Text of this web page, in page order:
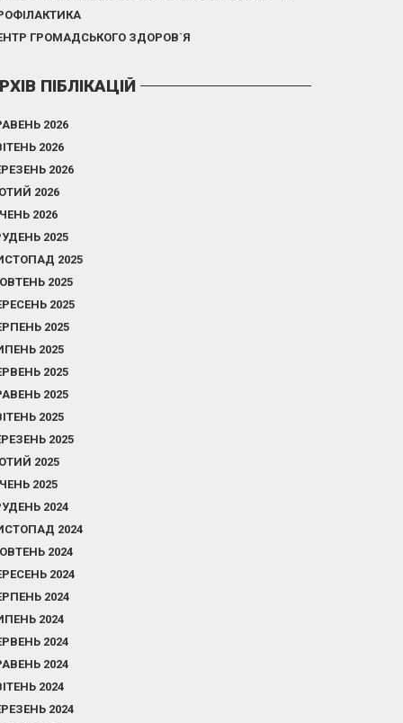
ГРОМАДСЬКОГО ЗДОРОВ`Я
ПІБЛІКАЦІЙ
2026
2026
2026
2026
2026
2025
2025
2025
2025
2025
2025
2025
2025
2025
2025
2025
2025
2024
2024
2024
2024
2024
2024
2024
2024
2024
2024